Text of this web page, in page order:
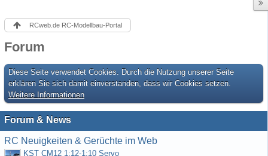
RCweb.de RC-Modellbau-Portal
Forum
Diese Seite verwendet Cookies. Durch die Nutzung unserer Seite
erklären Sie sich damit einverstanden, dass wir Cookies setzen.
Weitere Informationen
Forum & News
RC Neuigkeiten & Gerüchte im Web
KST CM12 1:12-1:10 Servo